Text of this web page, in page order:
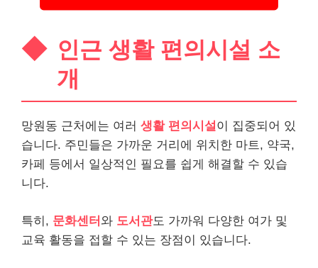
인근 생활 편의시설 소
개
망원동 근처에는 여러 생활 편의시설이 집중되어 있
습니다. 주민들은 가까운 거리에 위치한 마트, 약국,
카페 등에서 일상적인 필요를 쉽게 해결할 수 있습
니다.
특히, 문화센터 와 도서관도 가까워 다양한 여가 및
교육 활동을 접할 수 있는 장점이 있습니다.